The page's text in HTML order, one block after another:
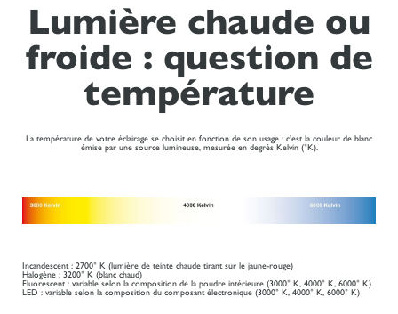
Lumière chaude ou
froide : question de
température
La température de votre éclairage se choisit en fonction de son usage : c’est la couleur de blanc
émise par une source lumineuse, mesurée en degrés Kelvin (°K).
Incandescent : 2700° K (lumière de teinte chaude tirant sur le jaune-rouge)
Halogène : 3200° K (blanc chaud)
Fluorescent : variable selon la composition de la poudre intérieure (3000° K, 4000° K, 6000° K)
LED : variable selon la composition du composant électronique (3000° K, 4000° K, 6000° K)